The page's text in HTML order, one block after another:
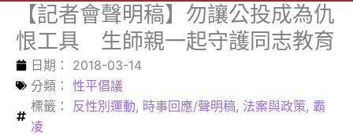
【記者會聲明稿】勿讓公投成為仇
恨工具 生師親一起守護同志教育
日期：
2018-03-14
分類： 性平倡議
標籤：
反性別運動, 時事回應/聲明稿, 法案與政策, 霸
凌